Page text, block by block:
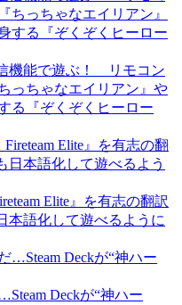
機能で遊ぶ！ リモコン
っちゃなエイリアン』や
る『ぞくぞくヒーロー
Elite』を有志の翻訳
本語化して遊べるように
Deckが“神ハー